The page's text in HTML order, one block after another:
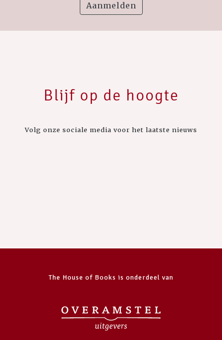
Aanmelden
Blijf op de hoogte
Volg onze sociale media voor het laatste nieuws
The House of Books is onderdeel van